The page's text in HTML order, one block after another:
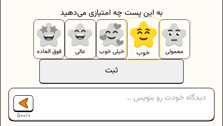
ثبت
معمولی خوب خیلی خوب عالی فوق العاده
به این پست چه امتیازی می‌دهید
500/0